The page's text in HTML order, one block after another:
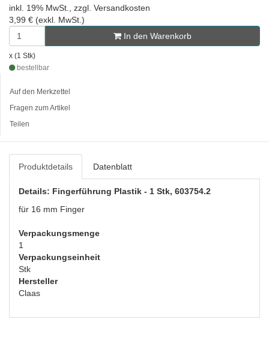
inkl. 19% MwSt., zzgl. Versandkosten
3,99 € (exkl. MwSt.)
In den Warenkorb
x (1 Stk)
bestellbar
Auf den Merkzettel
Fragen zum Artikel
Teilen
Produktdetails Datenblatt
Details: Fingerführung Plastik - 1 Stk, 603754.2
für 16 mm Finger
Verpackungsmenge
1
Verpackungseinheit
Stk
Hersteller
Claas